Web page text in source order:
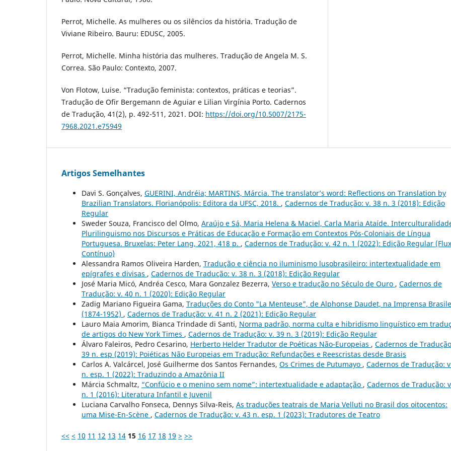
Perrot, Michelle. As mulheres ou os silêncios da história. Tradução de
Viviane Ribeiro. Bauru: EDUSC, 2005.
Perrot, Michelle. Minha história das mulheres. Tradução de Angela M. S.
Correa. São Paulo: Contexto, 2007.
Von Flotow, Luise. “Tradução feminista: contextos, práticas e teorias”.
Tradução de Ofir Bergemann de Aguiar e Lilian Virgínia Porto. Cadernos
de Tradução, 41(2), p. 492-511, 2021. DOI: https://doi.org/10.5007/2175-
7968.2021.e75949
Artigos Semelhantes
Davi S. Gonçalves, GUERINI, Andréia; MARTINS, Márcia. The translator’s word: Reflections on Translation by
Brazilian Translators. Florianópolis: Editora da UFSC, 2018. , Cadernos de Tradução: v. 38 n. 3 (2018): Edição
Regular
Sweder Souza, Francisco del Olmo, Araújo e Sá, Maria Helena & Maciel, Carla Maria Ataíde.
Plurilinguismo nos Discursos e Práticas de Educação e Formação em Contextos Pós-Coloniais de Língua
Portuguesa. Bruxelas: Peter Lang, 2021, 418 p. , Cadernos de Tradução: v. 42 n. 1 (2022): Edição Regular
Contínuo)
Alessandra Ramos Oliveira Harden, Tradução e ciência no iluminismo lusobrasileiro: intertextualidade em
epígrafes e divisas , Cadernos de Tradução: v. 38 n. 3 (2018): Edição Regular
José Maria Micó, Andréa Cesco, Mara Gonzalez Bezerra, Verso e tradução no Século de Ouro , Cadernos de
Tradução: v. 40 n. 1 (2020): Edição Regular
Zadig Mariano Figueira Gama, Traduções do Conto "La Menteuse", de Alphonse Daudet, na Imprensa
(1874-1952) , Cadernos de Tradução: v. 41 n. 2 (2021): Edição Regular
Lauro Maia Amorim, Bianca Trindade di Santi, Norma padrão, norma culta e hibridismo linguístico em
de artigos do New York Times , Cadernos de Tradução: v. 39 n. 3 (2019): Edição Regular
Álvaro Faleiros, Pedro Cesarino, Herberto Helder Tradutor de Poéticas Não-Europeias , Cadernos de
39 n. esp (2019): Poiéticas Não Europeias em Tradução: Refundações e Reescristas desde Brasis
Carlos A. Valcárcel, José Guilherme dos Santos Fernandes, Os Crimes de Putumayo , Cadernos de Tradução:
n. esp. 1 (2022): Traduzindo a Amazônia II
Márcia Schmaltz, “Confúcio e o menino sem nome”: intertextualidade e adaptação , Cadernos de Tradução:
n. 1 (2016): Literatura Infantil e Juvenil
Luciana Carvalho Fonseca, Dennys Silva-Reis, As traduções teatrais de Maria Velluti no Brasil dos oitocentos:
uma Mise-En-Scène , Cadernos de Tradução: v. 43 n. esp. 1 (2023): Tradutores de Teatro
<< < 10 11 12 13 14 15 16 17 18 19 > >>